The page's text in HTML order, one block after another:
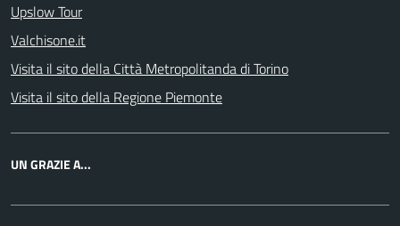
Upslow Tour
Valchisone.it
Visita il sito della Città Metropolitanda di Torino
Visita il sito della Regione Piemonte
UN GRAZIE A...